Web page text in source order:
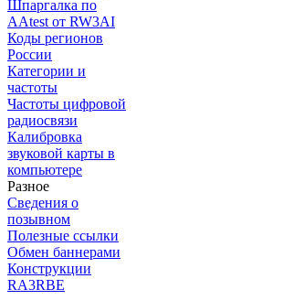
Шпаргалка по
AAtest от RW3AI
Коды регионов
России
Категории и
частоты
Частоты цифровой
радиосвязи
Калибровка
звуковой карты в
компьютере
Разное
Сведения о
позывном
Полезные ссылки
Обмен баннерами
Конструкции
RA3RBE